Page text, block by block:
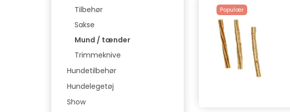
Tilbehør
Sakse
Mund / tænder
Trimmeknive
Hundetilbehør
Hundelegetøj
Show
Populær